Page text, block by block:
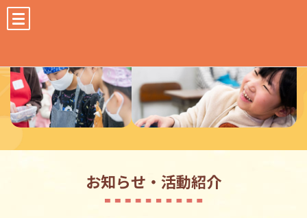
コ
ツ
プ
ナ
シ
動
お知らせ・活動紹介